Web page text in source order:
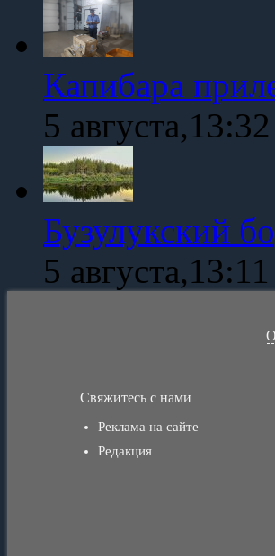
Капибара
5 августа,13:32
Бузулукский
5 августа,13:11
Свяжитесь с нами
Реклама на сайте
Редакция